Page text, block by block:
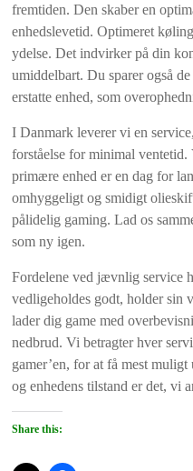
fremtiden. Den skaber en
enhedslevetid. Optimeret
ydelse. Det indvirker på din
umiddelbart. Du sparer også
erstatte enhed, som
I Danmark leverer vi en
forståelse for minimal
primære enhed er en dag for
omhyggeligt og smidigt
pålidelig gaming. Lad os
som ny igen.
Fordelene ved jævnlig service
vedligeholdes godt, holder sin
lader dig game med
nedbrud. Vi betragter hver
gamer’en, for at få mest
og enhedens tilstand er det, vi
Share this: